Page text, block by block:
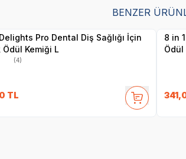
BENZER
Pro Dental Diş Sağlığı İçin
Ödül Kemiği L
(4)
TL
8 in
Ödül